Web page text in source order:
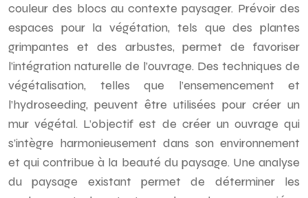
couleur des blocs au contexte paysager. Prévoir des
espaces pour la végétation, tels que des plantes
grimpantes et des arbustes, permet de favoriser
l’intégration naturelle de l’ouvrage. Des techniques de
végétalisation, telles que l’ensemencement et
l’hydroseeding, peuvent être utilisées pour créer un
mur végétal. L’objectif est de créer un ouvrage qui
s’intègre harmonieusement dans son environnement
et qui contribue à la beauté du paysage. Une analyse
du paysage existant permet de déterminer les